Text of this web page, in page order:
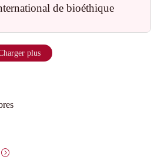
de bioéthique
plus